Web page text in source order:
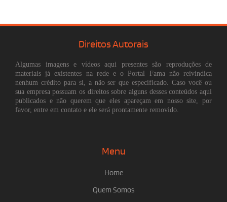
Direitos Autorais
Algumas imagens e vídeos aqui presentes são reproduções de
materiais já existentes na rede e o Portal Fama não reivindica
nenhum crédito para si, a não ser que especificado. Caso você ou
sua empresa possuam os direitos sobre alguns desses conteúdos aqui
publicados e não querem que eles apareçam em nosso site, por
favor, entre em contato e ele será prontamente removido.
Menu
Home
Quem Somos